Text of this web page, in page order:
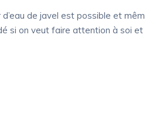
de javel est possible et mêm
si on veut faire attention à soi et